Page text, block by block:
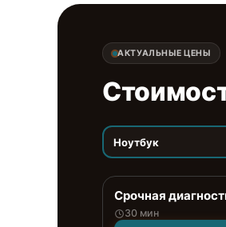
АКТУАЛЬНЫЕ ЦЕНЫ
Ноутбук
Срочная
30 мин